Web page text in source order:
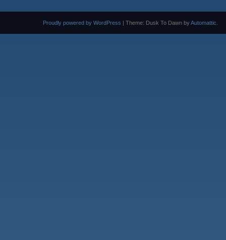
Proudly powered by WordPress | Theme: Dusk To Dawn byAutomattic